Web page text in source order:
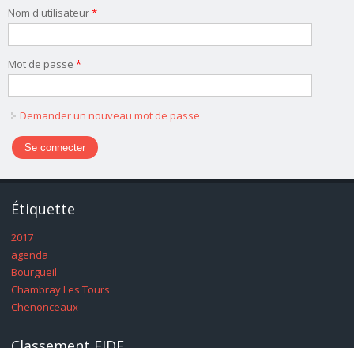
Nom d'utilisateur*
Mot de passe *
Demander un nouveau mot de passe
Étiquette
2017
agenda
Bourgueil
Chambray Les Tours
Chenonceaux